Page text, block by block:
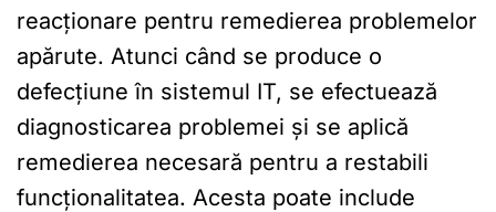
reacționare pentru remedierea problemelor
apărute. Atunci când se produce o
defecțiune în sistemul IT, se efectuează
diagnosticarea problemei și se aplică
remedierea necesară pentru a restabili
funcționalitatea. Acesta poate include